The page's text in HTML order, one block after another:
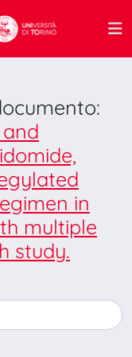
in
multiple
study.